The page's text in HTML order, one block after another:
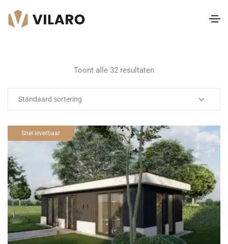
Toont alle 32 resultaten
Snel leverbaar